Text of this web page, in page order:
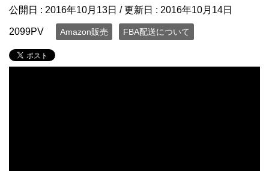
公開日 : 2016年10月13日 / 更新日 : 2016年10月14日
2099PV Amazon販売 FBA配送について